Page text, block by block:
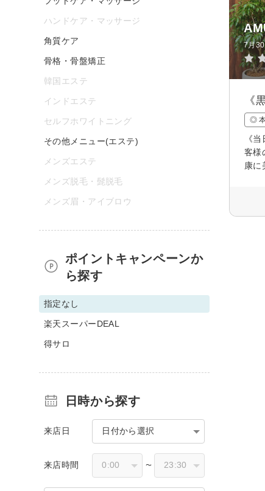
7月
《
◎ 本
《
客様
康に
ハンドケア・マッサージ
角質ケア
骨格・骨盤矯正
韓国エステ
インドエステ
セルフホワイトニング
その他メニュー(エステ)
メンズエステ
メンズ脱毛・髭脱毛
メンズ眉・アイブロウ
ポイントキャンペーンか
ら探す
指定なし
楽天スーパーDEAL
得サロ
日時から探す
来店日 日付から選択
来店時間 〜